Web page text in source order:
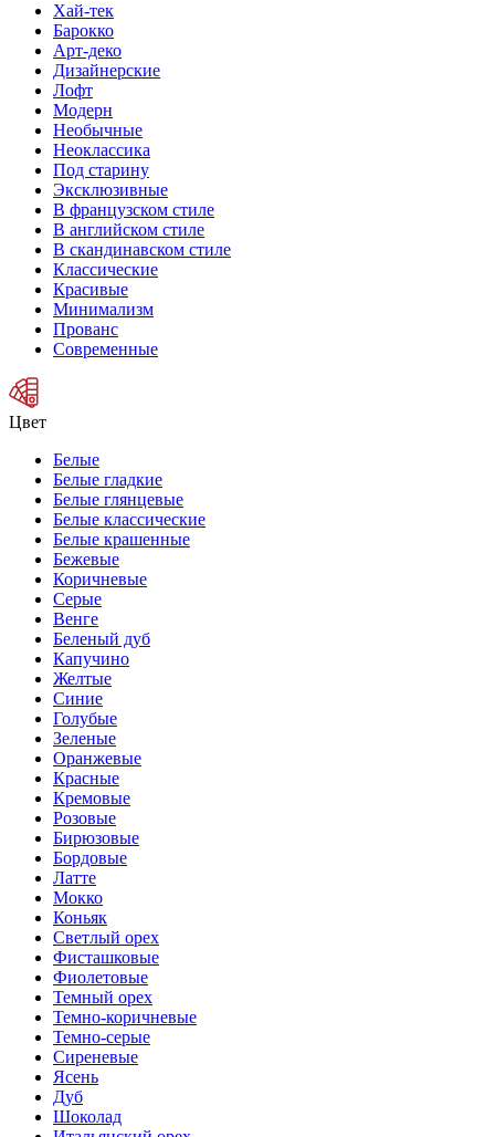
Хай-тек
Барокко
Арт-деко
Дизайнерские
Лофт
Модерн
Необычные
Неоклассика
Под старину
Эксклюзивные
В французском стиле
В английском стиле
В скандинавском стиле
Классические
Красивые
Минимализм
Прованс
Современные
Цвет
Белые
Белые гладкие
Белые глянцевые
Белые классические
Белые крашенные
Бежевые
Коричневые
Серые
Венге
Беленый дуб
Капучино
Желтые
Синие
Голубые
Зеленые
Оранжевые
Красные
Кремовые
Розовые
Бирюзовые
Бордовые
Латте
Мокко
Коньяк
Светлый орех
Фисташковые
Фиолетовые
Темный орех
Темно-коричневые
Темно-серые
Сиреневые
Ясень
Дуб
Шоколад